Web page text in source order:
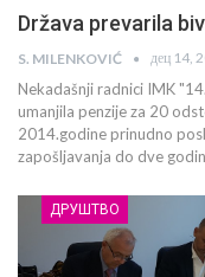
Država prevarila
S. MILENKOVIĆ дец 14,
Nekadašnji radnici IMK
umanjila penzije za 20
2014.godine prinudno
zapošljavanja do dve
ДРУШТВО